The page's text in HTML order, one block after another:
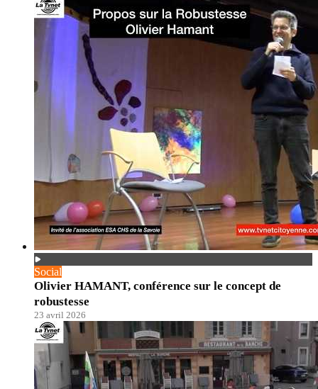
Social
Olivier HAMANT, conférence sur le concept de
robustesse
23 avril 2026